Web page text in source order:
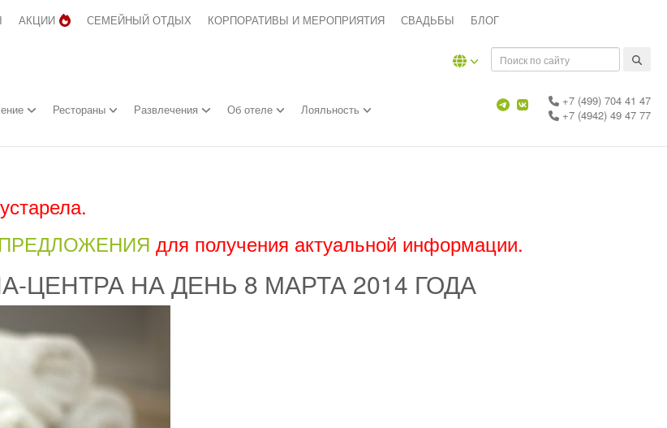
АКЦИИ СЕМЕЙНЫЙ ОТДЫХ КОРПОРАТИВЫ И МЕРОПРИЯТИЯ СВАДЬБЫ БЛОГ
Рестораны Развлечения Об отеле Лояльность
+7 (499) 704 41 47
+7 (4942) 49 47 77
для получения актуальной информации.
НА ДЕНЬ 8 МАРТА 2014 ГОДА